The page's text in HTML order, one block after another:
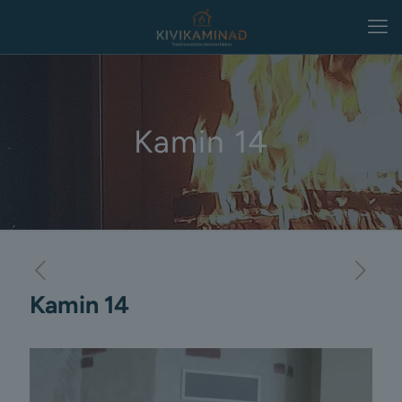
Kamin 14
Kamin 14